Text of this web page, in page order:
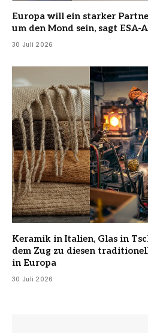
Europa will ein starker
um den Mond sein, sagt ESA-
30 Juli 2026
Keramik in Italien, Glas in
dem Zug zu diesen
in Europa
30 Juli 2026